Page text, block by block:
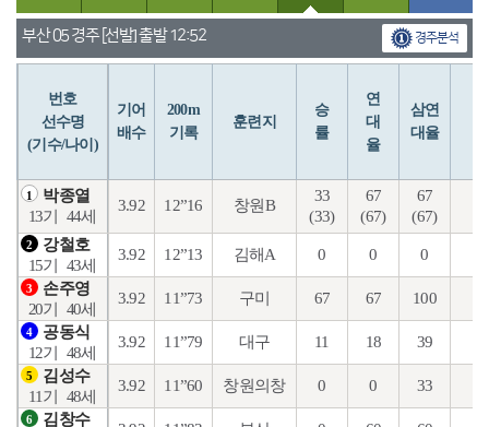
부산 05 경주 [선발] 출발 12:52 경주분석
번호
선수명
(기수/나이)
기어
배수
200m
기록
훈련지
승
률
연
대
율
삼연
대율
1
박종열
13기
44세
3.92 12”16 창원B
33
(33)
67
(67)
67
(67)
2
강철호
15기
43세
3.92 12”13 김해A 0 0 0
3
손주영
20기
40세
3.92 11”73 구미 67 67 100
4
공동식
12기
48세
3.92 11”79 대구 11 18 39
5
김성수
11기
48세
3.92 11”60 창원의창 0 0 33
6
김창수